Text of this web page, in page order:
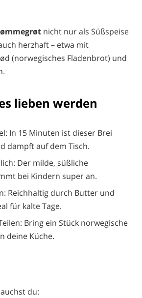
nicht nur als Süßspeise
herzhaft – etwa mit
(norwegisches Fladenbrot) und
lieben werden
In 15 Minuten ist dieser Brei
dampft auf dem Tisch.
Der milde, süßliche
bei Kindern super an.
Reichhaltig durch Butter und
für kalte Tage.
Bring ein Stück norwegische
deine Küche.
du: